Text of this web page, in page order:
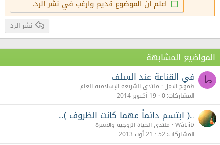
Verdana
أعلم أن الموضوع قديم وأرغب في نشر الرد.
نشر الرد
المواضيع المشابهة
ط في القناعة عند السلف
طموح الامل منتدى الشريعة الإسلامية العام
المشاركات 0 19 أكتوبر 2014
..( ابتسم دائماً مهما كانت الظروف )..
WàLiiD منتدى الحياة الزوجية والأسرة
المشاركات 52 21 أوت 2013